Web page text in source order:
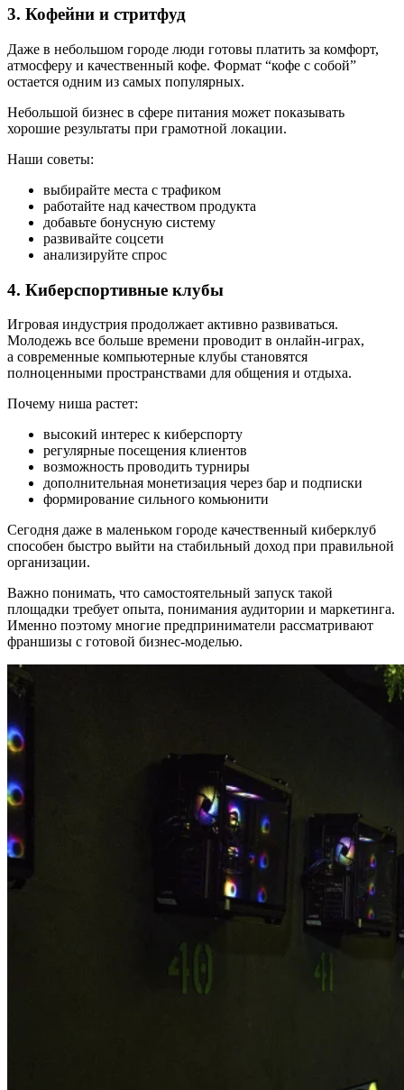
3. Кофейни и стритфуд
Даже в небольшом городе люди готовы платить за комфорт,
атмосферу и качественный кофе. Формат “кофе с собой”
остается одним из самых популярных.
Небольшой бизнес в сфере питания может показывать
хорошие результаты при грамотной локации.
Наши советы:
выбирайте места с трафиком
работайте над качеством продукта
добавьте бонусную систему
развивайте соцсети
анализируйте спрос
4. Киберспортивные клубы
Игровая индустрия продолжает активно развиваться.
Молодежь все больше времени проводит в онлайн-играх,
а современные компьютерные клубы становятся
полноценными пространствами для общения и отдыха.
Почему ниша растет:
высокий интерес к киберспорту
регулярные посещения клиентов
возможность проводить турниры
дополнительная монетизация через бар и подписки
формирование сильного комьюнити
Сегодня даже в маленьком городе качественный киберклуб
способен быстро выйти на стабильный доход при правильной
организации.
Важно понимать, что самостоятельный запуск такой
площадки требует опыта, понимания аудитории и маркетинга.
Именно поэтому многие предприниматели рассматривают
франшизы с готовой бизнес-моделью.